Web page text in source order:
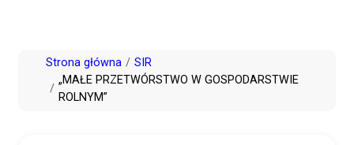
PrzejdźStrona główna
SIR
„MAŁE PRZETWÓRSTWO W GOSPODARSTWIE
ROLNYM”